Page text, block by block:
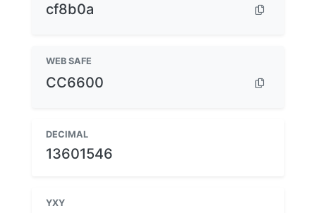
cf8b0a
WEB SAFE
CC6600
DECIMAL
13601546
YXY